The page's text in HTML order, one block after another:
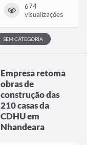
674
visualizações
SEM CATEGORIA
Empresa retoma
obras de
construção das
210 casas da
CDHU em
Nhandeara